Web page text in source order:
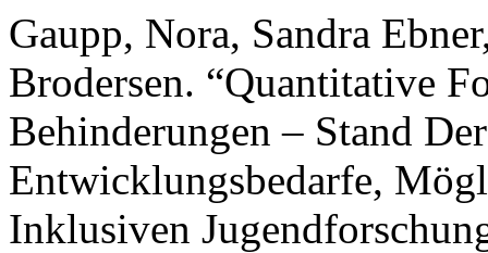
Gaupp, Nora, Sandra
Brodersen. “Quantitative
Behinderungen – Stand
Entwicklungsbedarfe,
Inklusiven